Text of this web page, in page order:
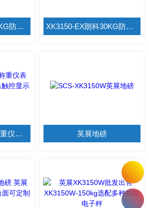
XK3150-EX朗科60KG防爆电子秤 XK3150-EX 上海朗科防爆电子秤价格 XK3150-EX朗科30KG防爆电子秤 XK3150-EX 上海朗科防爆电子秤价格
JDI-800智能全配称重仪表 JDI-800数据保存导出触控显示器 英展地磅